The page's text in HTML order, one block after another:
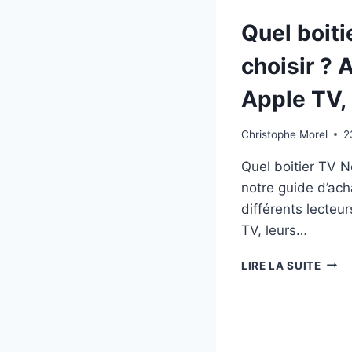
Quel
choisir ?
Apple
Christophe Morel
Quel boitier TV
notre guide
différents
TV, leurs…
LIRE LA SUITEQUEL